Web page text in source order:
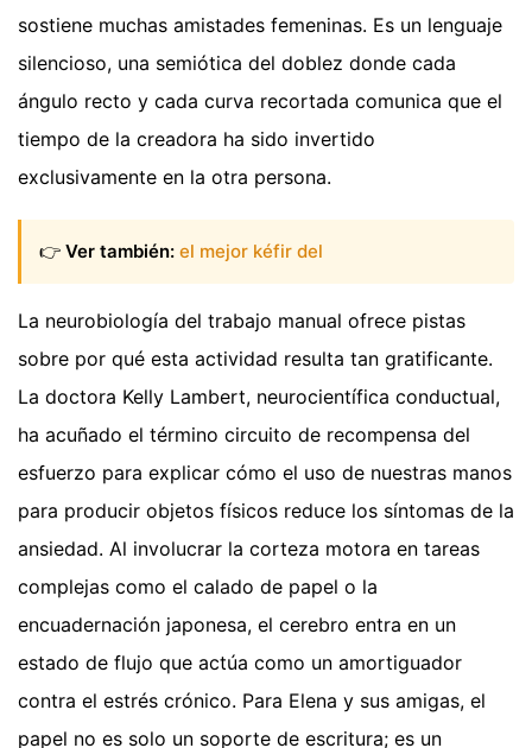
sostiene muchas amistades femeninas. Es un lenguaje
silencioso, una semiótica del doblez donde cada
ángulo recto y cada curva recortada comunica que el
tiempo de la creadora ha sido invertido
exclusivamente en la otra persona.
👉 Ver también: el mejor kéfir del
La neurobiología del trabajo manual ofrece pistas
sobre por qué esta actividad resulta tan gratificante.
La doctora Kelly Lambert, neurocientífica conductual,
ha acuñado el término circuito de recompensa del
esfuerzo para explicar cómo el uso de nuestras manos
para producir objetos físicos reduce los síntomas de la
ansiedad. Al involucrar la corteza motora en tareas
complejas como el calado de papel o la
encuadernación japonesa, el cerebro entra en un
estado de flujo que actúa como un amortiguador
contra el estrés crónico. Para Elena y sus amigas, el
papel no es solo un soporte de escritura; es un